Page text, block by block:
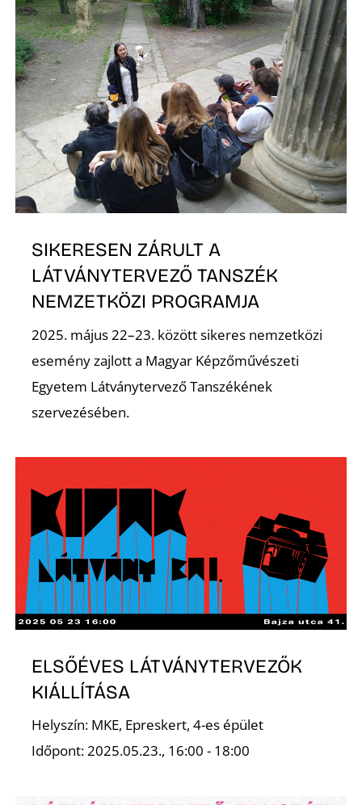
SIKERESEN ZÁRULT A
LÁTVÁNYTERVEZŐ TANSZÉK
NEMZETKÖZI PROGRAMJA
2025. május 22–23. között sikeres nemzetközi
esemény zajlott a Magyar Képzőművészeti
Egyetem Látványtervező Tanszékének
szervezésében.
ELSŐÉVES LÁTVÁNYTERVEZŐK
KIÁLLÍTÁSA
Helyszín: MKE, Epreskert, 4-es épület
Időpont: 2025.05.23., 16:00 - 18:00